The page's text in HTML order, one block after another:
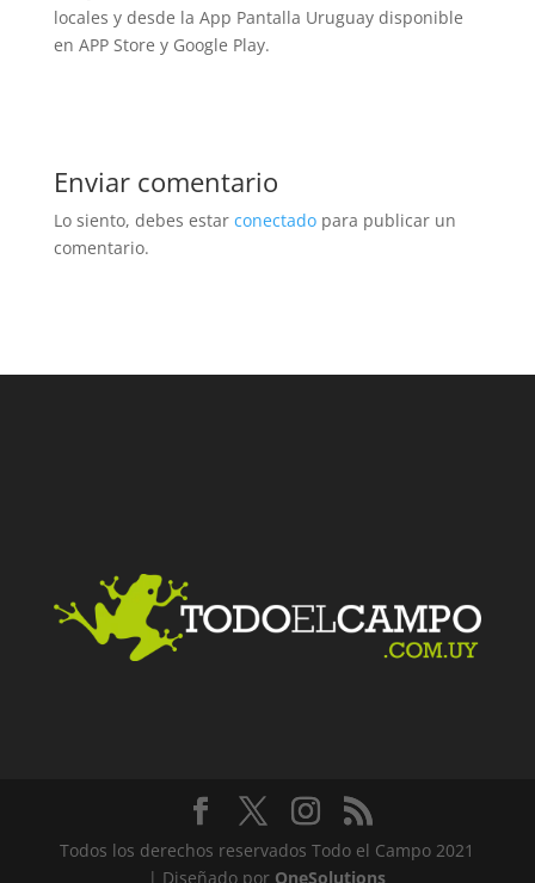
locales y desde la App Pantalla Uruguay disponible
en APP Store y Google Play.
Enviar comentario
Lo siento, debes estar conectadopara publicar un
comentario.
Todos los derechos reservados Todo el Campo 2021
| Diseñado por OneSolutions
Facebook